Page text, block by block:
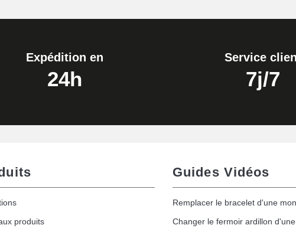
Expédition en
24h
Service
7j/7
produits
Guides Vidéos
Remplacer le bracelet d'une
Changer le fermoir ardillon